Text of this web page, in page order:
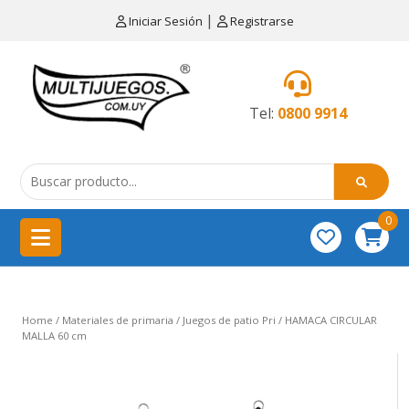
Iniciar Sesión | Registrarse
Tel: 0800 9914
MENÚ
de
cocina
China
importación
Educativos
0
Home / Materiales de primaria / Juegos de patio Pri / HAMACA CIRCULAR
MALLA 60 cm